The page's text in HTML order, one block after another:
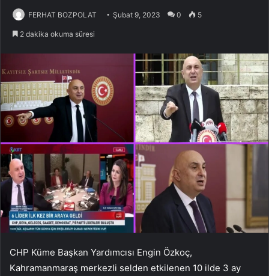
FERHAT BOZPOLAT Şubat 9, 2023 0 5
2 dakika okuma süresi
CHP Küme Başkan Yardımcısı Engin Özkoç,
Kahramanmaraş merkezli selden etkilenen 10 ilde 3 ay